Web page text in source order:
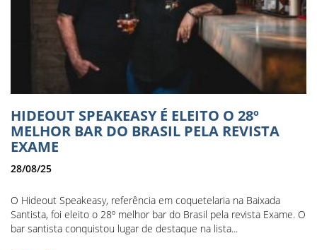
HIDEOUT SPEAKEASY É ELEITO O 28º
MELHOR BAR DO BRASIL PELA REVISTA
EXAME
28/08/25
O Hideout Speakeasy, referência em coquetelaria na Baixada
Santista, foi eleito o 28º melhor bar do Brasil pela revista Exame. O
bar santista conquistou lugar de destaque na lista...